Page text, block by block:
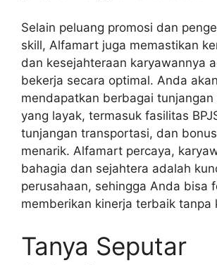
Selain peluang promosi dan
skill, Alfamart juga memastikan
dan kesejahteraan karyawannya
bekerja secara optimal. Anda akan
mendapatkan berbagai
yang layak, termasuk fasilitas
tunjangan transportasi, dan
menarik. Alfamart percaya,
bahagia dan sejahtera adalah
perusahaan, sehingga Anda bisa
memberikan kinerja terbaik tanpa
Tanya Seputar